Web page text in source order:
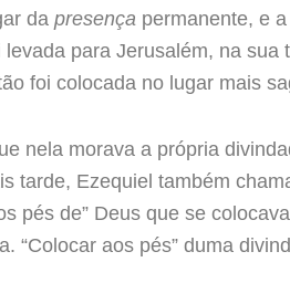
da presença permanente, e
para Jerusalém, na
foi colocada no lugar mais
nela morava a própria
tarde, Ezequiel também
pés de” Deus que se
“Colocar aos pés” duma